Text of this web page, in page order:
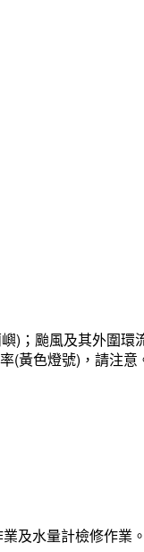
)；颱風及其外圍
(黃色燈號)，請注意
及水量計檢修作業。